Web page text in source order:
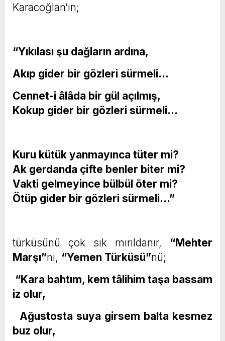
Karacoğlan’ın;
“Yıkılası şu dağların ardına,
Akıp gider bir gözleri sürmeli…
Cennet-i âlâda bir gül açılmış,
Kokup gider bir gözleri sürmeli…
Kuru kütük yanmayınca tüter mi?
Ak gerdanda çifte benler biter mi?
Vakti gelmeyince bülbül öter mi?
Ötüp gider bir gözleri sürmeli…”
türküsünü çok sık mırıldanır, “Mehter
Marşı”nı, “Yemen Türküsü”nü;
“Kara bahtım, kem tâlihim taşa bassam
iz olur,
Ağustosta suya girsem balta kesmez
buz olur,